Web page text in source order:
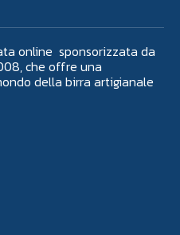
online sponsorizzata da
che offre una
della birra artigianale